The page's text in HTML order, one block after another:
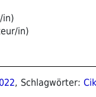
in)
in)
, Schlagwörter: